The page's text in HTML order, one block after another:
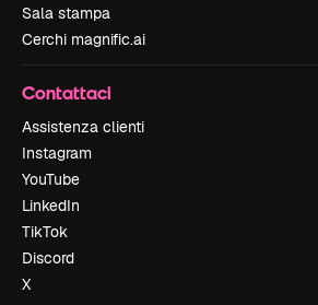
Sala stampa
Cerchi magnific.ai
Contattaci
Assistenza clienti
Instagram
YouTube
LinkedIn
TikTok
Discord
X